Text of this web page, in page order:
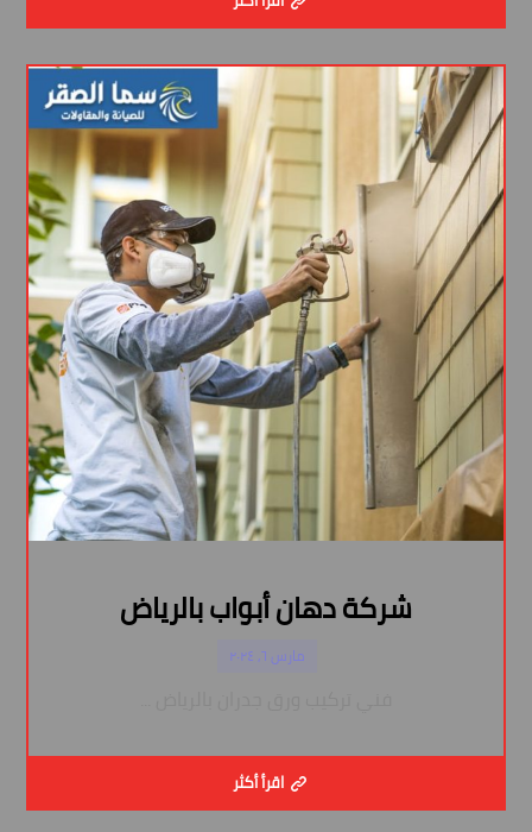
شركة دهان أبواب بالرياض
مارس ٦, ٢٠٢٤
اقرأ أكثر